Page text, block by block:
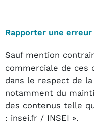
Rapporter une erreur
Sauf mention
commerciale de ces
dans le respect de
notamment du
des contenus telle
: insei.fr / INSEI ».